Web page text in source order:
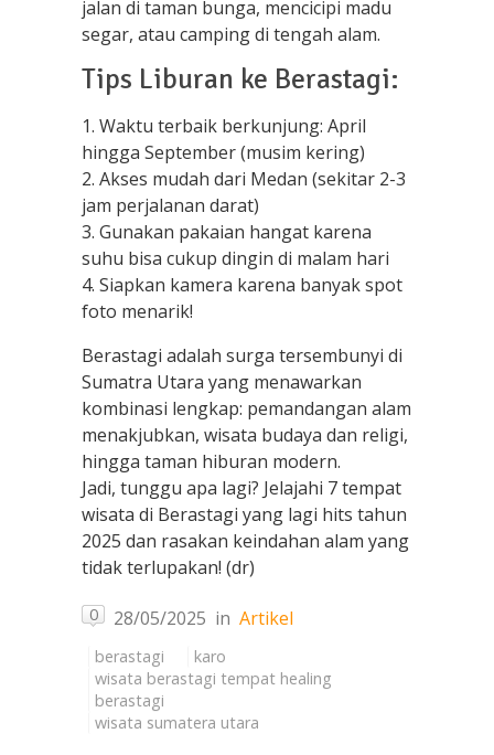
jalan di taman bunga, mencicipi madu
segar, atau camping di tengah alam.
Tips Liburan ke Berastagi:
1. Waktu terbaik berkunjung: April
hingga September (musim kering)
2. Akses mudah dari Medan (sekitar 2-3
jam perjalanan darat)
3. Gunakan pakaian hangat karena
suhu bisa cukup dingin di malam hari
4. Siapkan kamera karena banyak spot
foto menarik!
Berastagi adalah surga tersembunyi di
Sumatra Utara yang menawarkan
kombinasi lengkap: pemandangan alam
menakjubkan, wisata budaya dan religi,
hingga taman hiburan modern.
Jadi, tunggu apa lagi? Jelajahi 7 tempat
wisata di Berastagi yang lagi hits tahun
2025 dan rasakan keindahan alam yang
tidak terlupakan! (dr)
0 28/05/2025 in Artikel
berastagi
karo
wisata berastagi tempat healing
berastagi
wisata sumatera utara